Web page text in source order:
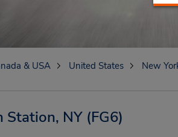
& USA United States New
Station, NY(FG6)